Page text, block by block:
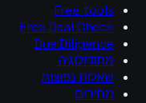
Free tools
Free Deal Check
Due Diligence
מתודולוגיה
שאלות נפוצות
מחירים